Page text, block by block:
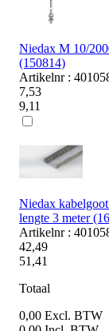
Niedax M 10/
(150814)
Artikelnr :
7,53
9,11
Niedax
lengte 3 meter
Artikelnr :
42,49
51,41
Totaal
0,00 Excl. BTW